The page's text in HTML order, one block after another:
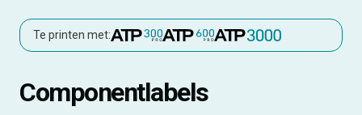
Te printen met:
Componentlabels